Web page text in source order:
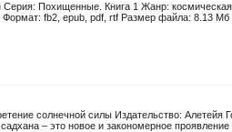
Похищенные. Книга 1 Жанр:
fb2, epub, pdf, rtf Размер файла: 8.13 Мб
солнечной силы Издательство: Алетейя
– это новое и закономерное проявление